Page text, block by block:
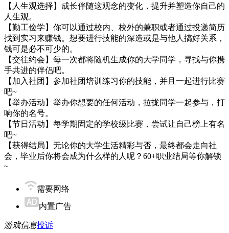
【人生观选择】成长伴随这观念的变化，提升并塑造你自己的
人生观。
【勤工俭学】你可以通过校内、校外的兼职或者通过投递简历
找到实习来赚钱。想要进行技能的深造或是与他人搞好关系，
钱可是必不可少的。
【交往约会】每一次都将随机生成你的大学同学，寻找与你携
手共进的伴侣吧。
【加入社团】参加社团培训练习你的技能，并且一起进行比赛
吧~
【举办活动】举办你想要的任何活动，拉拢同学一起参与，打
响你的名号。
【节日活动】每学期固定的学校级比赛，尝试让自己榜上有名
吧~
【获得结局】无论你的大学生活精彩与否，最终都会走向社
会，毕业后你将会成为什么样的人呢？60+职业结局等你解锁
~
需要网络
内置广告
游戏信息投诉